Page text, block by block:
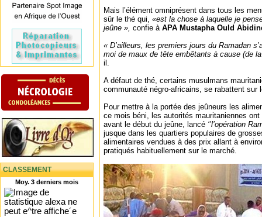
CLASSEMENT
Moy. 3 derniers mois
Mais l’élément omniprésent dans tous les
sûr le thé qui, «est la chose à laquelle je
jeûne », confie à APA Mustapha Ould
« D’ailleurs, les premiers jours du Ramadan
moi de maux de tête embêtants à cause (de
il.
A défaut de thé, certains musulmans
communauté négro-africains, se rabattent sur
Pour mettre à la portée des jeûneurs les
ce mois béni, les autorités mauritaniennes ont
avant le début du jeûne, lancé ‘’l’opération
jusque dans les quartiers populaires de
alimentaires vendues à des prix allant à
pratiqués habituellement sur le marché.